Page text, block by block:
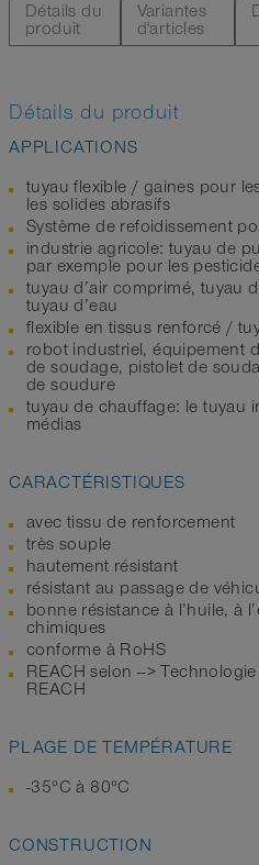
Détails du
produit
Variantes
d'articles
Détails du produit
APPLICATIONS
tuyau flexible / gaines pour
les solides abrasifs
Système de refoidissement
industrie agricole: tuyau de
par exemple pour les
tuyau d’air comprimé, tuyau
tuyau d’eau
flexible en tissus renforcé /
robot industriel, équipement
de soudage, pistolet de
de soudure
tuyau de chauffage: le tuyau
médias
CARACTÉRISTIQUES
avec tissu de renforcement
très souple
hautement résistant
résistant au passage de
bonne résistance à l’huile, à
chimiques
conforme à RoHS
REACH selon -->
REACH
PLAGE DE TEMPÉRATURE
-35°C à 80°C
CONSTRUCTION